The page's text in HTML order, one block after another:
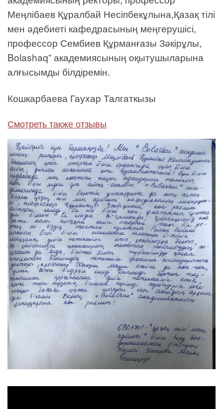
Меңлібаев Құралбай Несіпбекұлына,Қазақ тілі
мен әдебиеті кафедрасының меңгерушісі,
профессор Сембиев Құрманғазы Зәкірұлы,
Bolashaq” академиясының оқытушыларына
алғысымды білдіремін.
Кошкарбаева Гаухар Талгаткызы
Смотреть также отзывы